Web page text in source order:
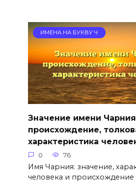
ИМЕНА НА БУКВУ Ч
Значение имени
происхождение,
характеристика
0 76
Имя Чарния: значение,
человека и происхождение